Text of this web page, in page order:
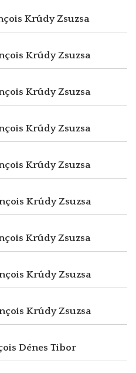
Krúdy Zsuzsa
Krúdy Zsuzsa
Krúdy Zsuzsa
Krúdy Zsuzsa
Krúdy Zsuzsa
Krúdy Zsuzsa
Krúdy Zsuzsa
Krúdy Zsuzsa
Krúdy Zsuzsa
Dénes Tibor